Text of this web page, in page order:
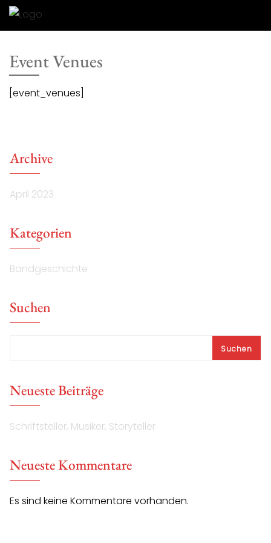
Skip
Event Venues
[event_venues]
Archive
April 2023
Kategorien
Bandgeschichte
Suchen
Suchen
Neueste Beiträge
Schriftsteller, Musiker, Storyteller
Neueste Kommentare
Es sind keine Kommentare vorhanden.